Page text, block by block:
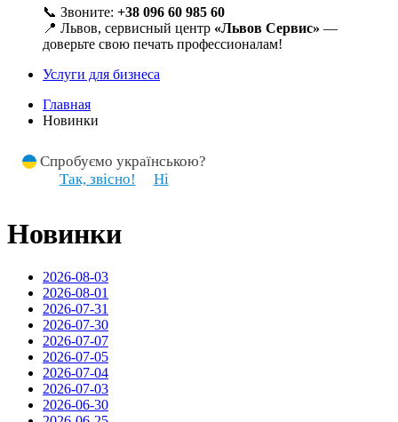
📞 Звоните: +38 096 60 985 60
📍 Львов, сервисный центр «Львов Сервис» —
доверьте свою печать профессионалам!
Услуги для бизнеса
Главная
Новинки
Спробуємо українською?
Так, звісно!
Ні
Новинки
2026-08-03
2026-08-01
2026-07-31
2026-07-30
2026-07-07
2026-07-05
2026-07-04
2026-07-03
2026-06-30